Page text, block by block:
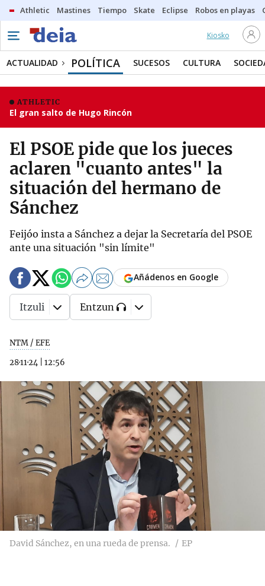
Athletic Mastines Tiempo Skate Eclipse Robos en playas
Kiosko
ACTUALIDAD POLÍTICA SUCESOS CULTURA
ATHLETIC
El gran salto de Hugo Rincón
El PSOE pide que los jueces
aclaren "cuanto antes" la
situación del hermano de
Sánchez
Feijóo insta a Sánchez a dejar la Secretaría del PSOE
ante una situación "sin límite"
NTM / EFE
28·11·24
12:56
Añádenos en Google
Itzuli Entzun
David Sánchez, en una rueda de prensa. EP